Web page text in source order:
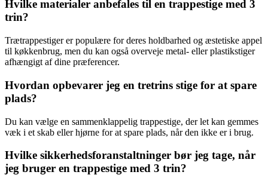
Hvilke materialer anbefales til en trappestige med 3
trin?
Trætrappestiger er populære for deres holdbarhed og æstetiske appel
til køkkenbrug, men du kan også overveje metal- eller plastikstiger
afhængigt af dine præferencer.
Hvordan opbevarer jeg en tretrins stige for at spare
plads?
Du kan vælge en sammenklappelig trappestige, der let kan gemmes
væk i et skab eller hjørne for at spare plads, når den ikke er i brug.
Hvilke sikkerhedsforanstaltninger bør jeg tage, når
jeg bruger en trappestige med 3 trin?